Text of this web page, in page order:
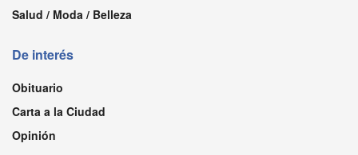
Salud / Moda / Belleza
De interés
Obituario
Carta a la Ciudad
Opinión